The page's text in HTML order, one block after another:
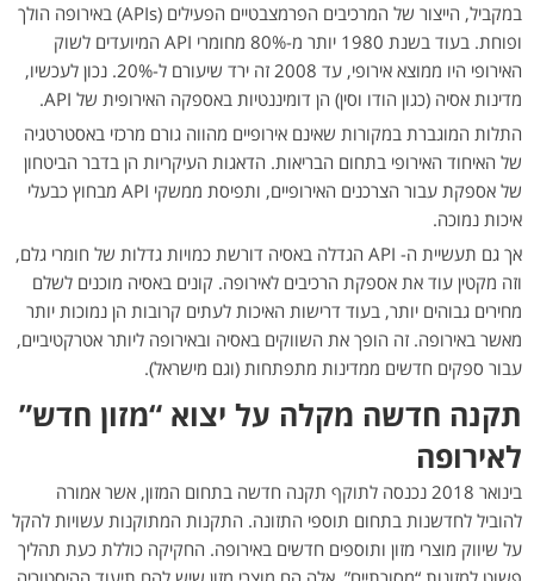
במקביל, הייצור של המרכיבים הפרמצבטיים הפעילים (APIs) באירופה הולך
ופוחת. בעוד בשנת 1980 יותר מ-80% מחומרי API המיועדים לשוק
האירופי היו ממוצא אירופי, עד 2008 זה ירד שיעורם ל-20%. נכון לעכשיו,
מדינות אסיה (כגון הודו וסין) הן דומיננטיות באספקה האירופית של API.
התלות המוגברת במקורות שאינם אירופיים מהווה גורם מרכזי באסטרטגיה
של האיחוד האירופי בתחום הבריאות. הדאגות העיקריות הן בדבר הביטחון
של אספקת עבור הצרכנים האירופיים, ותפיסת ממשקי API מבחוץ כבעלי
איכות נמוכה.
אך גם תעשיית ה- API הגדלה באסיה דורשת כמויות גדלות של חומרי גלם,
וזה מקטין עוד את אספקת הרכיבים לאירופה. קונים באסיה מוכנים לשלם
מחירים גבוהים יותר, בעוד דרישות האיכות לעתים קרובות הן נמוכות יותר
מאשר באירופה. זה הופך את השווקים באסיה ובאירופה ליותר אטרקטיביים,
עבור ספקים חדשים ממדינות מתפתחות (וגם מישראל).
תקנה חדשה מקלה על יצוא “מזון חדש”
לאירופה
בינואר 2018 נכנסה לתוקף תקנה חדשה בתחום המזון, אשר אמורה
להוביל לחדשנות בתחום תוספי התזונה. התקנות המתוקנות עשויות להקל
על שיווק מוצרי מזון ותוספים חדשים באירופה. החקיקה כוללת כעת תהליך